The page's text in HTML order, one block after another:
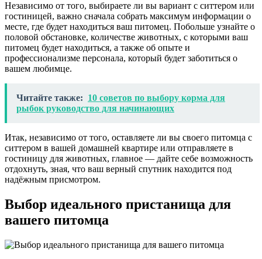
Независимо от того, выбираете ли вы вариант с ситтером или
гостиницей, важно сначала собрать максимум информации о
месте, где будет находиться ваш питомец. Побольше узнайте о
половой обстановке, количестве животных, с которыми ваш
питомец будет находиться, а также об опыте и
профессионализме персонала, который будет заботиться о
вашем любимце.
Читайте также: 10 советов по выбору корма для
рыбок руководство для начинающих
Итак, независимо от того, оставляете ли вы своего питомца с
ситтером в вашей домашней квартире или отправляете в
гостиницу для животных, главное — дайте себе возможность
отдохнуть, зная, что ваш верный спутник находится под
надёжным присмотром.
Выбор идеального пристанища для
вашего питомца